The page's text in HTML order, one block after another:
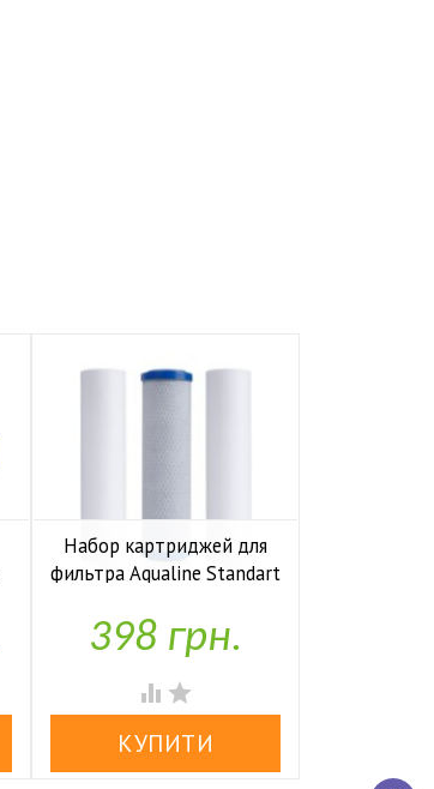
Набор картриджей для
фильтра Aqualine Standart
 У наявності
398 грн.
 